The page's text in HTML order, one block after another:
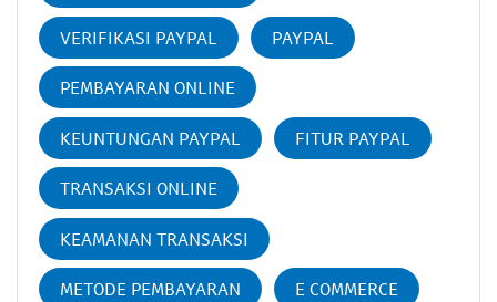
VERIFIKASI PAYPAL PAYPAL
PEMBAYARAN ONLINE
KEUNTUNGAN PAYPAL FITUR PAYPAL
TRANSAKSI ONLINE
KEAMANAN TRANSAKSI
METODE PEMBAYARAN E COMMERCE